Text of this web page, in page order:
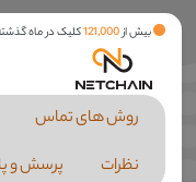
بیش از121,000کلیک در ماه
روش های تماس
نظرات
پرسش و